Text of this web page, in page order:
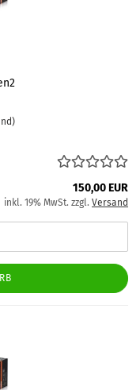
150,00 EUR
inkl. 19% MwSt. zzgl. Versand